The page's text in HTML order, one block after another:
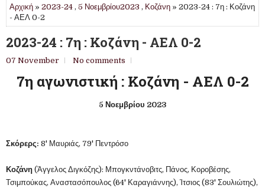
Αρχική » 2023-24 , 5 Νοεμβρίου2023 , Κοζάνη » 2023-24 : 7η : Κοζάνη
- ΑΕΛ 0-2
2023-24 : 7η : Κοζάνη - ΑΕΛ 0-2
07 November No comments
7η αγωνιστική : Κοζάνη - ΑΕΛ 0-2
5 Νοεμβρίου 2023
Σκόρερς: 8' Μαυριάς, 79' Πεντρόσο
Κοζάνη (Άγγελος Διγκόζης): Μπογκντάνοβιτς, Πάνος, Κοροβέσης,
Τσιμπούκας, Αναστασόπουλος (64' Καραγιάννης), Ίτσιος (83' Σουλιώτης),